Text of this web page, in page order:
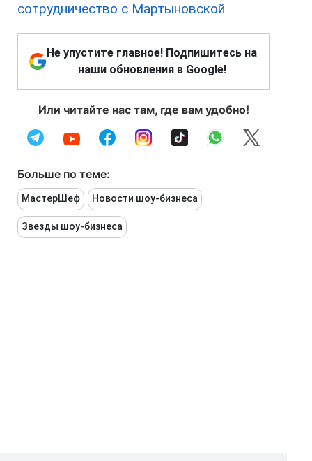
сотрудничество с Мартыновской
Не упустите главное! Подпишитесь на
наши обновления в Google!
Или читайте нас там, где вам удобно!
Больше по теме:
МастерШеф Новости шоу-бизнеса
Звезды шоу-бизнеса